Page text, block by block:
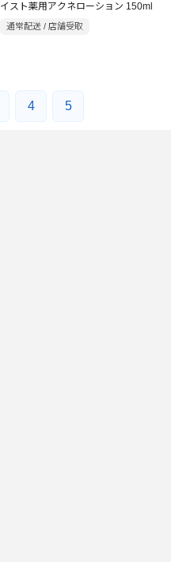
イスト薬用アクネローション 150ml
通常配送 / 店舗受取
4 5